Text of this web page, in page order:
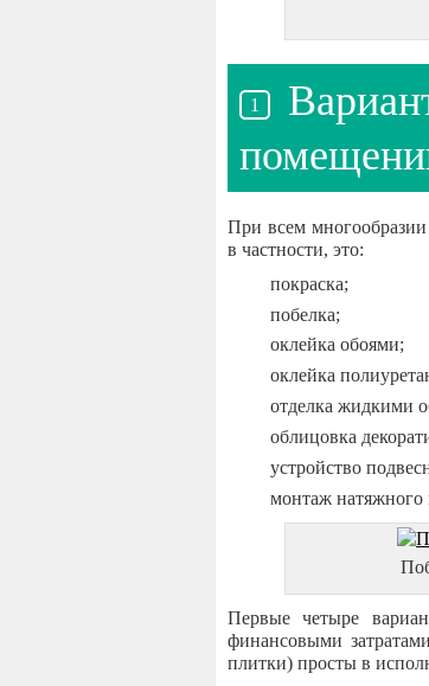
При всем
в частности, это:
покраска;
побелка;
оклейка обоями;
оклейка
отделка жидкими
облицовка
устройство
монтаж натяжного
Первые четыре
финансовыми
плитки) просты в